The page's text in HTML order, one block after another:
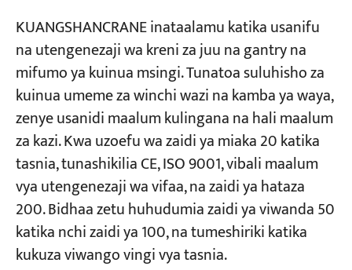
KUANGSHANCRANE inataalamu katika usanifu
na utengenezaji wa kreni za juu na gantry na
mifumo ya kuinua msingi. Tunatoa suluhisho za
kuinua umeme za winchi wazi na kamba ya waya,
zenye usanidi maalum kulingana na hali maalum
za kazi. Kwa uzoefu wa zaidi ya miaka 20 katika
tasnia, tunashikilia CE, ISO 9001, vibali maalum
vya utengenezaji wa vifaa, na zaidi ya hataza
200. Bidhaa zetu huhudumia zaidi ya viwanda 50
katika nchi zaidi ya 100, na tumeshiriki katika
kukuza viwango vingi vya tasnia.